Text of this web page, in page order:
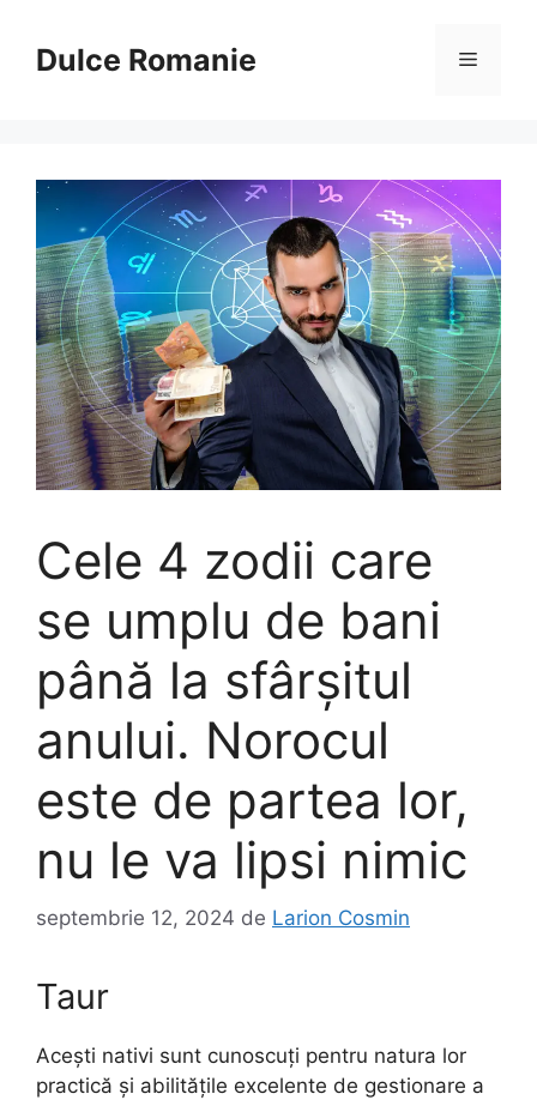
conținutDulce Romanie Meniu
Cele 4 zodii care
se umplu de bani
până la sfârșitul
anului. Norocul
este de partea lor,
nu le va lipsi nimic
septembrie 12, 2024 de Larion Cosmin
Taur
Acești nativi sunt cunoscuți pentru natura lor
practică și abilitățile excelente de gestionare a